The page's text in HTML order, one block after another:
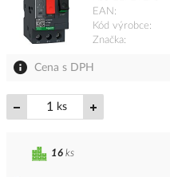
EAN
Kód výrobce
Značka
Cena s DPH
ks
16 ks